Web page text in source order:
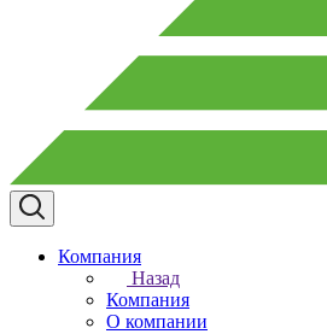
Компания
Назад
Компания
О компании